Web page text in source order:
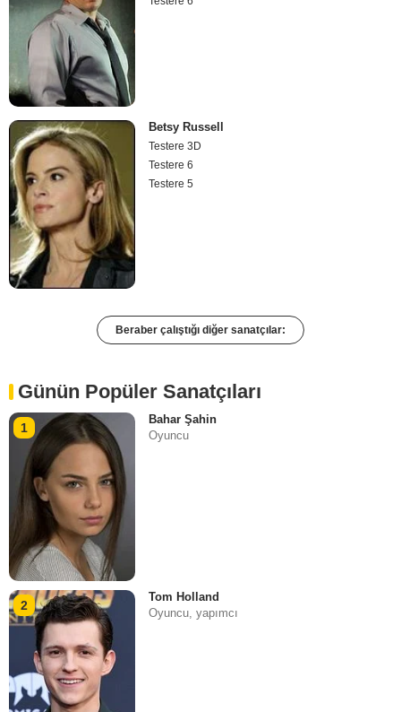
Betsy Russell
Testere 3D
Testere 6
Testere 5
Beraber çalıştığı diğer sanatçılar:
Günün Popüler Sanatçıları
1
Bahar Şahin
Oyuncu
2
Tom Holland
Oyuncu, yapımcı